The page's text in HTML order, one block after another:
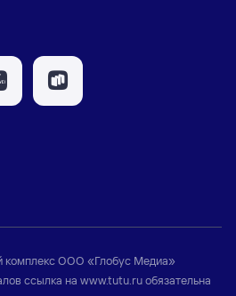
комплексООО «Глобус Медиа»
ссылка на www.tutu.ruобязательна